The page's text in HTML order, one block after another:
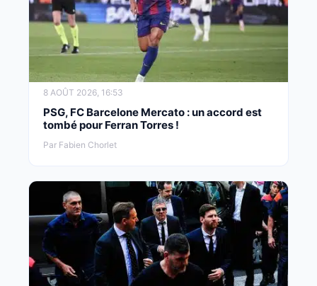
8 AOÛT 2026, 16:53
PSG, FC Barcelone Mercato : un accord est
tombé pour Ferran Torres !
Par Fabien Chorlet